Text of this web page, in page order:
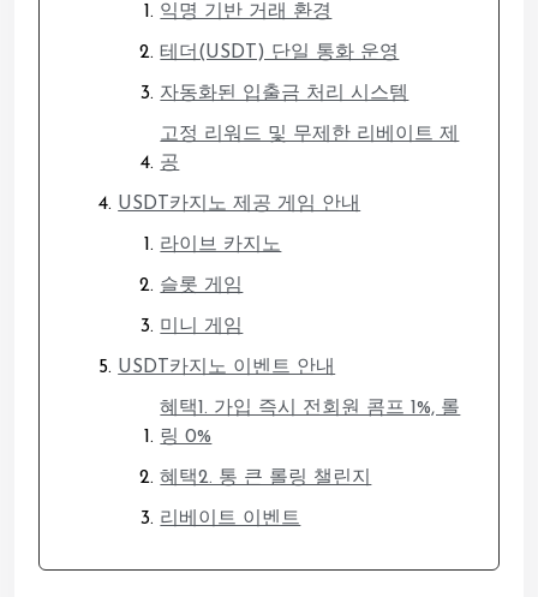
익명 기반 거래 환경
테더(USDT) 단일 통화 운영
자동화된 입출금 처리 시스템
고정 리워드 및 무제한 리베이트 제
공
USDT카지노 제공 게임 안내
라이브 카지노
슬롯 게임
미니 게임
USDT카지노 이벤트 안내
혜택1. 가입 즉시 전회원 콤프 1%, 롤
링 0%
혜택2. 통 큰 롤링 챌린지
리베이트 이벤트